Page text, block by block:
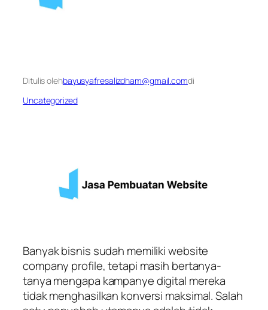
Ditulis olehbayusyafresalizdham@gmail.comdi
Uncategorized
Banyak bisnis sudah memiliki website
company profile, tetapi masih bertanya-
tanya mengapa kampanye digital mereka
tidak menghasilkan konversi maksimal. Salah